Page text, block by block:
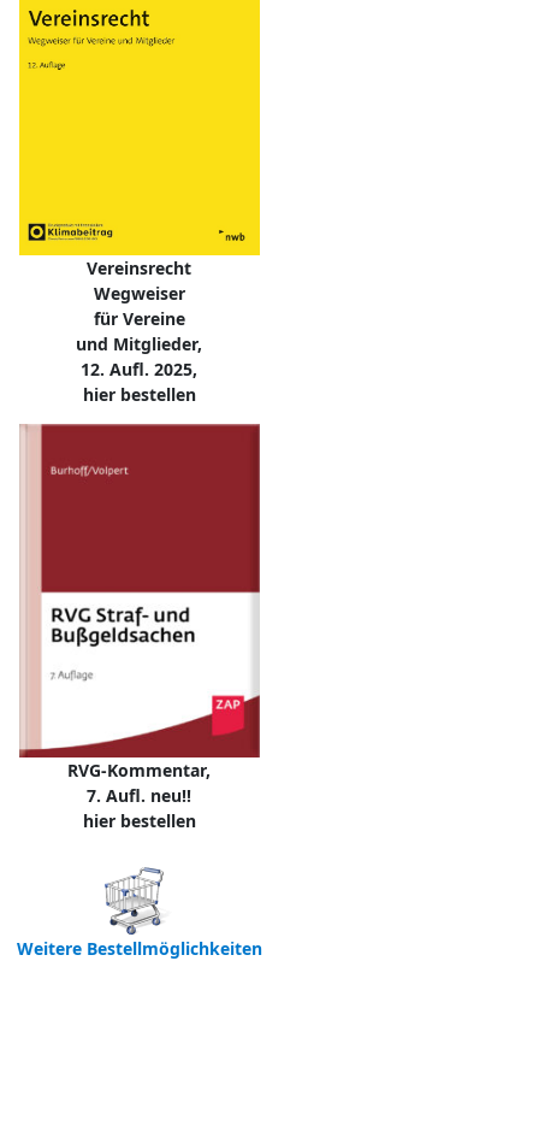
Vereinsrecht
Wegweiser
für Vereine
und Mitglieder,
12. Aufl. 2025,
hier bestellen
RVG-Kommentar,
7. Aufl. neu!!
hier bestellen
Weitere Bestellmöglichkeiten